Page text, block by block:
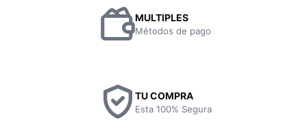
MULTIPLES
Métodos de pago
TU COMPRA
Esta 100% Segura